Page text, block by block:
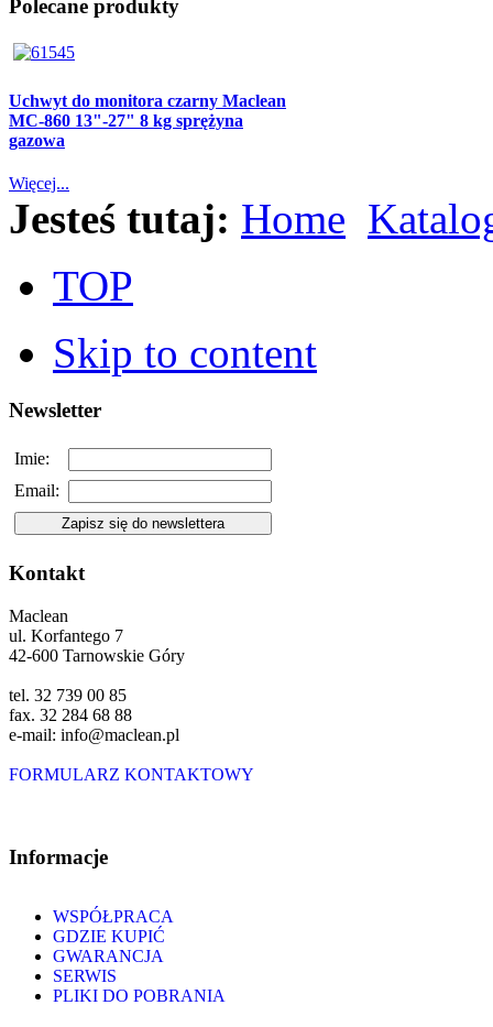
Polecane produkty
Uchwyt do monitora czarny Maclean
MC-860 13"-27" 8 kg sprężyna
gazowa
Więcej...
Jesteś tutaj: Home
TOP
Skip to content
Newsletter
Imie:
Email:
Kontakt
Maclean
ul. Korfantego 7
42-600 Tarnowskie Góry
tel. 32 739 00 85
fax. 32 284 68 88
e-mail: info@maclean.pl
FORMULARZ KONTAKTOWY
Informacje
WSPÓŁPRACA
GDZIE KUPIĆ
GWARANCJA
SERWIS
PLIKI DO POBRANIA